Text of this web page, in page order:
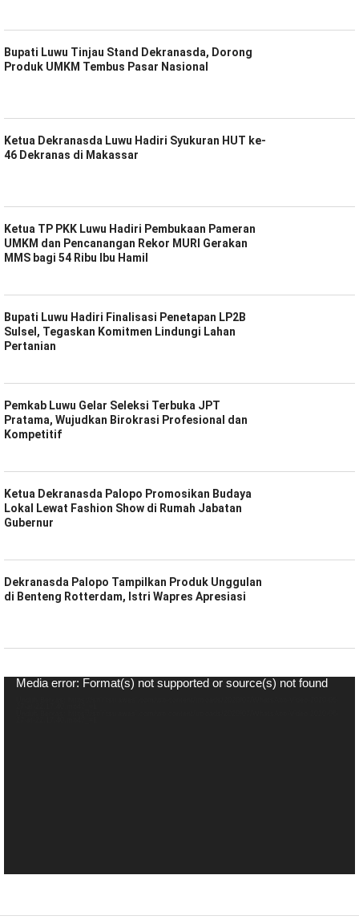
Bupati Luwu Tinjau Stand Dekranasda, Dorong
Produk UMKM Tembus Pasar Nasional
Ketua Dekranasda Luwu Hadiri Syukuran HUT ke-
46 Dekranas di Makassar
Ketua TP PKK Luwu Hadiri Pembukaan Pameran
UMKM dan Pencanangan Rekor MURI Gerakan
MMS bagi 54 Ribu Ibu Hamil
Bupati Luwu Hadiri Finalisasi Penetapan LP2B
Sulsel, Tegaskan Komitmen Lindungi Lahan
Pertanian
Pemkab Luwu Gelar Seleksi Terbuka JPT
Pratama, Wujudkan Birokrasi Profesional dan
Kompetitif
Ketua Dekranasda Palopo Promosikan Budaya
Lokal Lewat Fashion Show di Rumah Jabatan
Gubernur
Dekranasda Palopo Tampilkan Produk Unggulan
di Benteng Rotterdam, Istri Wapres Apresiasi
Pemutar
Media error: Format(s) not supported or source(s) not found